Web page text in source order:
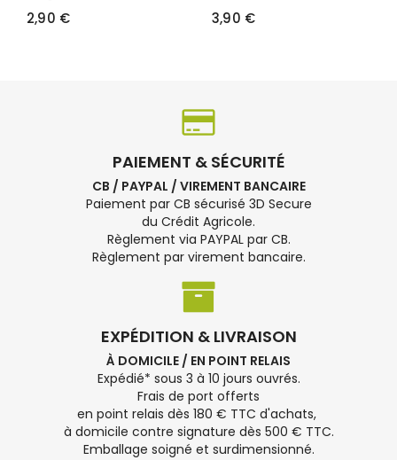
2,90 € 3,90 €
PAIEMENT & SÉCURITÉ
CB / PAYPAL / VIREMENT BANCAIRE
Paiement par CB sécurisé 3D Secure
du Crédit Agricole.
Règlement via PAYPAL par CB.
Règlement par virement bancaire.
EXPÉDITION & LIVRAISON
À DOMICILE / EN POINT RELAIS
Expédié* sous 3 à 10 jours ouvrés.
Frais de port offerts
en point relais dès 180 € TTC d'achats,
à domicile contre signature dès 500 € TTC.
Emballage soigné et surdimensionné.